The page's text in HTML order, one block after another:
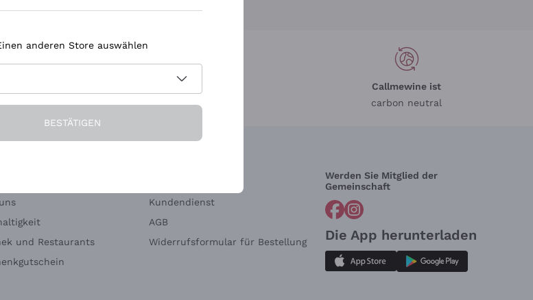
in 3 Raten
Callmewine ist
carbon neutral
und Restaurants
Kundendienst
AGB
Widerrufsformular für Bestellung
Werden Sie Mitglied der
Gemeinschaft
Die App herunterladen
anderen Store auswählen
BESTÄTIGEN